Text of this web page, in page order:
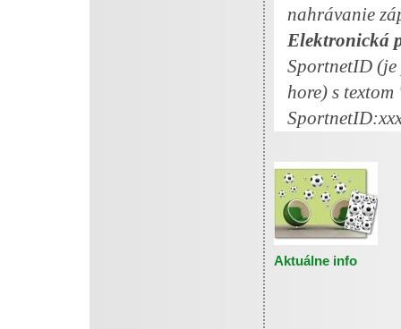
nahrávanie
Elektronická
SportnetID
hore) s
Aktuálne info